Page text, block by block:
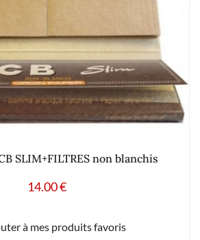
SLIM+FILTRES non blanchis
14.00€
à mes produits favoris